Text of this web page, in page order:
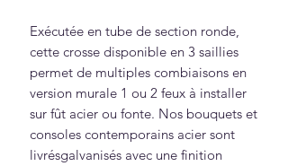
Exécutée en tube de section ronde,
cette crosse disponible en 3 saillies
permet de multiples combiaisons en
version murale 1 ou 2 feux à installer
sur fût acier ou fonte. Nos bouquets et
consoles contemporains acier sont
livrésgalvanisés avec une finition